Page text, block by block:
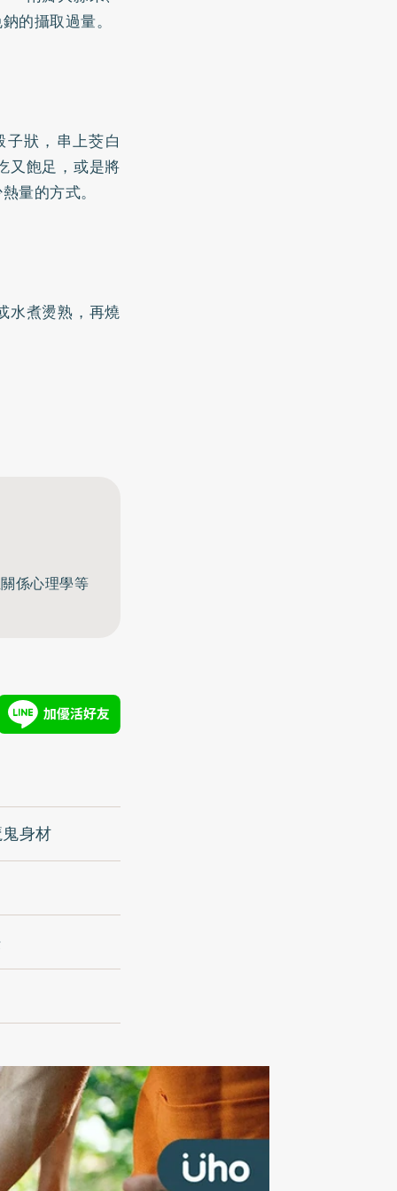
的攝取過量。
狀，串上茭白
又飽足，或是將
量的方式。
水煮燙熟，再燒
係心理學等
身材